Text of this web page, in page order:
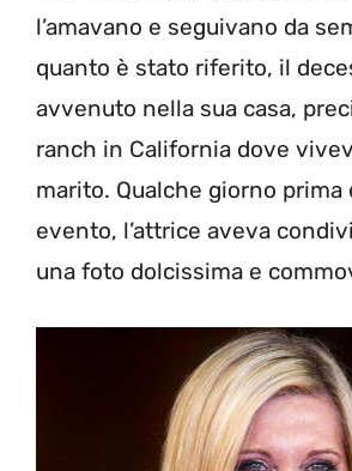
l’amavano e seguivano da
quanto è stato riferito, il
avvenuto nella sua casa,
ranch in California dove
marito. Qualche giorno prima
evento, l’attrice aveva
una foto dolcissima e